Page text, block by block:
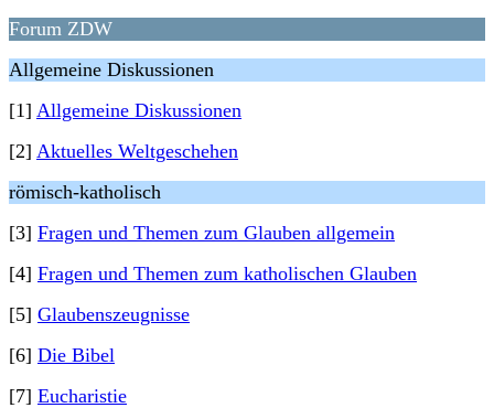
Forum ZDW
Allgemeine Diskussionen
[1] Allgemeine Diskussionen
[2] Aktuelles Weltgeschehen
römisch-katholisch
[3] Fragen und Themen zum Glauben allgemein
[4] Fragen und Themen zum katholischen Glauben
[5] Glaubenszeugnisse
[6] Die Bibel
[7] Eucharistie